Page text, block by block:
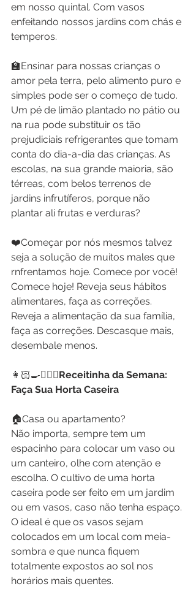
em nosso quintal. Com vasos
enfeitando nossos jardins com chás e
temperos.
🏫Ensinar para nossas crianças o
amor pela terra, pelo alimento puro e
simples pode ser o começo de tudo.
Um pé de limão plantado no pátio ou
na rua pode substituir os tão
prejudiciais refrigerantes que tomam
conta do dia-a-dia das crianças. As
escolas, na sua grande maioria, são
térreas, com belos terrenos de
jardins infrutíferos, porque não
plantar ali frutas e verduras?
❤️Começar por nós mesmos talvez
seja a solução de muitos males que
rnfrentamos hoje. Comece por você!
Comece hoje! Reveja seus hábitos
alimentares, faça as correções.
Reveja a alimentação da sua família,
faça as correções. Descasque mais,
desembale menos.
👩🏻‍🍳👩🏼‍⚕️Receitinha da Semana:
Faça Sua Horta Caseira
🏠Casa ou apartamento?
Não importa, sempre tem um
espacinho para colocar um vaso ou
um canteiro, olhe com atenção e
escolha. O cultivo de uma horta
caseira pode ser feito em um jardim
ou em vasos, caso não tenha espaço.
O ideal é que os vasos sejam
colocados em um local com meia-
sombra e que nunca fiquem
totalmente expostos ao sol nos
horários mais quentes.